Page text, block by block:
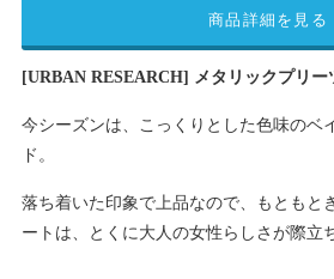
[URBAN RESEARCH] メタリックプリー
今シーズンは、こっくりとした色味のベ
ド。
落ち着いた印象で上品なので、もともと
ートは、とくに大人の女性らしさが際立
商品詳細を見る